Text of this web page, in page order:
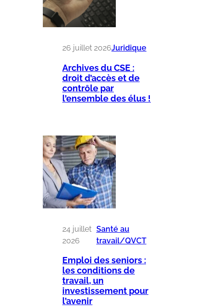
26 juillet 2026Juridique
Archives du CSE :
droit d’accès et de
contrôle par
l’ensemble des élus !
24 juillet
2026
Santé au
travail/QVCT
Emploi des seniors :
les conditions de
travail, un
investissement pour
l’avenir